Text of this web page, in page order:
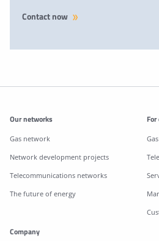
Contact now
Additonal information
Our networks
Gas network
Network development projects
Telecommunications networks
The future of energy
Company